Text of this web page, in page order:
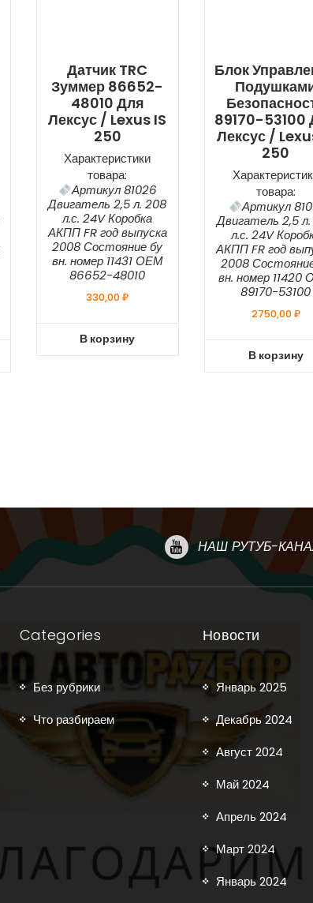
Датчик TRC
Зуммер 86652-
48010 Для
Лексус / Lexus IS
250
Характеристики
товара:
Артикул 81026
Двигатель 2,5 л. 208
л.с. 24V Коробка
АКПП FR год выпуска
2008 Состояние бу
вн. номер 11431 ОЕМ
86652-48010
330,00₽
В корзину
Блок
89170-53100
Лексус /
250
товара:
Артикул
Двигатель 2,5
л.с. 24V
АКПП FR год
2008
вн. номер 11420
89170-53100
2750,00₽
В корзину
НАШ РУТУБ-
Categories
Без рубрики
Что разбираем
Новости
Январь 2025
Декабрь 2024
Август 2024
Май 2024
Апрель 2024
Март 2024
Январь 2024